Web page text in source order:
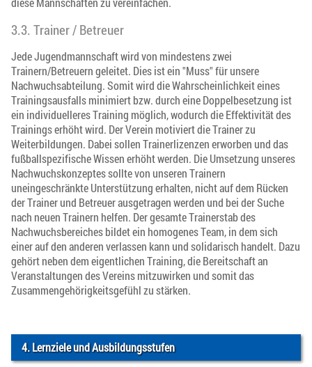
3.3. Trainer / Betreuer
Jede Jugendmannschaft wird von mindestens zwei
Trainern/Betreuern geleitet. Dies ist ein "Muss" für unsere
Nachwuchsabteilung. Somit wird die Wahrscheinlichkeit eines
Trainingsausfalls minimiert bzw. durch eine Doppelbesetzung ist
ein individuelleres Training möglich, wodurch die Effektivität des
Trainings erhöht wird. Der Verein motiviert die Trainer zu
Weiterbildungen. Dabei sollen Trainerlizenzen erworben und das
fußballspezifische Wissen erhöht werden. Die Umsetzung unseres
Nachwuchskonzeptes sollte von unseren Trainern
uneingeschränkte Unterstützung erhalten, nicht auf dem Rücken
der Trainer und Betreuer ausgetragen werden und bei der Suche
nach neuen Trainern helfen. Der gesamte Trainerstab des
Nachwuchsbereiches bildet ein homogenes Team, in dem sich
einer auf den anderen verlassen kann und solidarisch handelt. Dazu
gehört neben dem eigentlichen Training, die Bereitschaft an
Veranstaltungen des Vereins mitzuwirken und somit das
Zusammengehörigkeitsgefühl zu stärken.
4. Lernziele und Ausbildungsstufen